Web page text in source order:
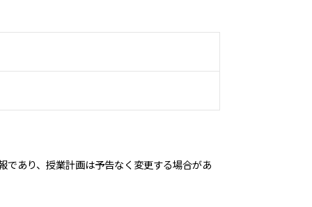
であり、授業計画は予告なく変更する場合があ